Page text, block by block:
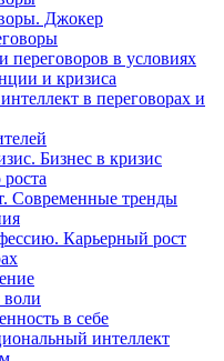
Джокер
переговоров в условиях
и кризиса
в переговорах и
Бизнес в кризис
Современные тренды
Карьерный рост
воли
в себе
интеллект